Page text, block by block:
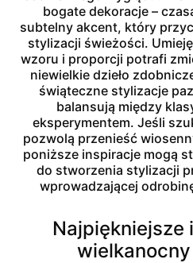
bogate dekoracje –
subtelny akcent, który
stylizacji świeżości.
wzoru i proporcji potrafi
niewielkie dzieło
świąteczne stylizacje
balansują między
eksperymentem. Jeśli
pozwolą przenieść
poniższe inspiracje mogą
do stworzenia stylizacji
wprowadzającej
Najpiękniejsze